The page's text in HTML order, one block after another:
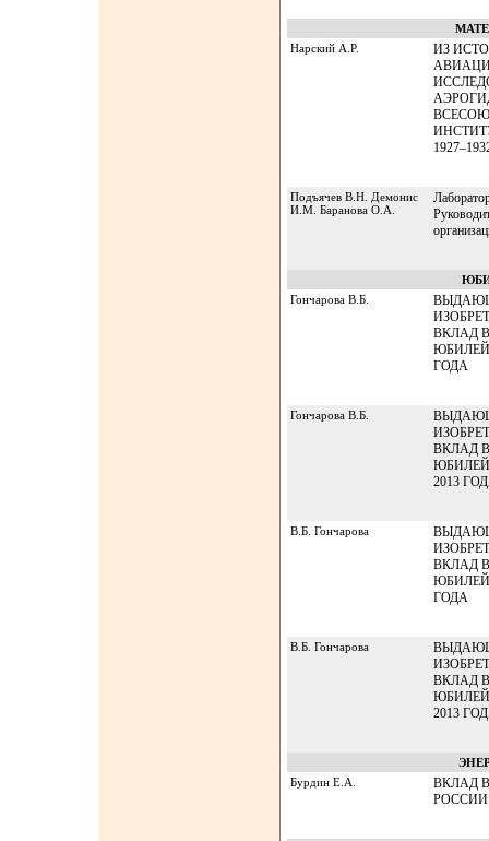
Нарский А.Р.
ИЗ
Подъячев В.Н. Демонис
И.М. Баранова О.А.
Гончарова В.Б.
ВКЛАД
ГОДА
Гончарова В.Б.
ВКЛАД
2013
В.Б. Гончарова
ВКЛАД
ГОДА
В.Б. Гончарова
ВКЛАД
2013
Бурдин Е.А.
ВКЛАД
РОССИИ